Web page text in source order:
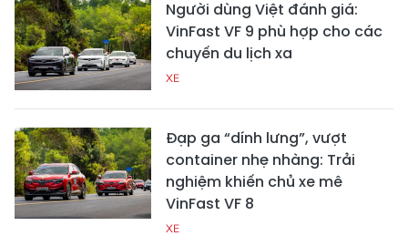
Người dùng Việt đánh giá:
VinFast VF 9 phù hợp cho các
chuyến du lịch xa
XE
Đạp ga “dính lưng”, vượt
container nhẹ nhàng: Trải
nghiệm khiến chủ xe mê
VinFast VF 8
XE